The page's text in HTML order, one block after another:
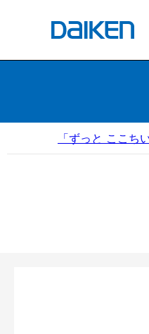
「ずっと ここ